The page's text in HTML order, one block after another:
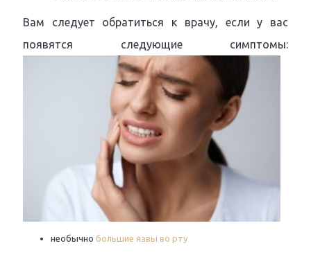
Вам следует обратиться к врачу, если у вас
появятся следующие симптомы:
необычно большие язвы во рту